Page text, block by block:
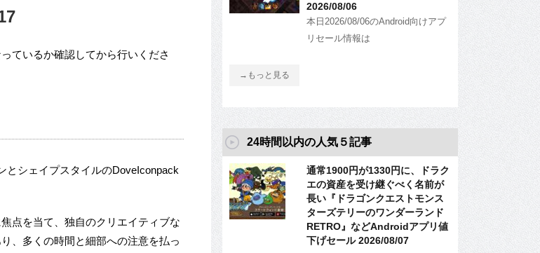
ているか確認してから行いくださ
とシェイプスタイルのDoveIconpack
点を当て、独自のクリエイティブな
、多くの時間と細部への注意を払っ
2026/08/06
本日2026/08/06のAndroid向けアプ
リセール情報は
→もっと見る
24時間以内の人気５記事
通常1900円が1330円に、ドラク
エの資産を受け継ぐべく名前が
長い『ドラゴンクエストモンス
ターズテリーのワンダーランド
RETRO』などAndroidアプリ値
下げセール 2026/08/07